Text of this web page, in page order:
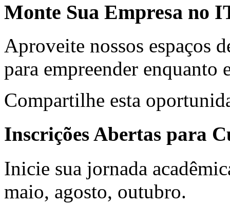
Monte Sua Empresa no
Aproveite nossos espaços
para empreender enquanto
Compartilhe esta
Inscrições Abertas para
Inicie sua jornada
maio, agosto, outubro.